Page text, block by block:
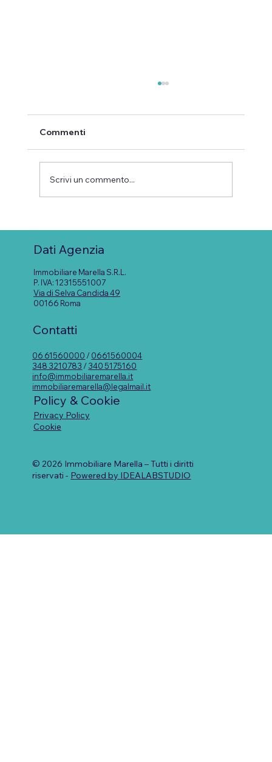
recensioni del Manuale Metodo
Marella
Commenti
Scrivi un commento...
Dati Agenzia
Immobiliare Marella S.R.L.
P. IVA: 12315551007
Via di Selva Candida 49
00166 Roma
Contatti
06 61560000 /0661560004
348 3210783 /340 5175160
info@immobiliaremarella.it
immobiliaremarella@legalmail.it
Policy & Cookie
Privacy Policy
Cookie
© 2026 Immobiliare Marella – Tutti i diritti
riservati - Powered by IDEALABSTUDIO